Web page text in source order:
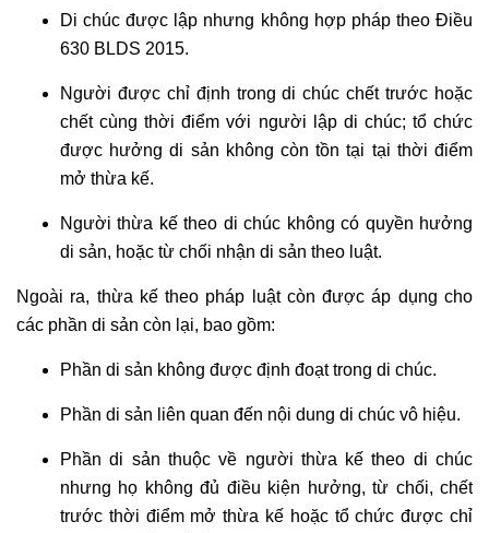
Di chúc được lập nhưng không hợp pháp theo Điều
630 BLDS 2015.
Người được chỉ định trong di chúc chết trước hoặc
chết cùng thời điểm với người lập di chúc; tổ chức
được hưởng di sản không còn tồn tại tại thời điểm
mở thừa kế.
Người thừa kế theo di chúc không có quyền hưởng
di sản, hoặc từ chối nhận di sản theo luật.
Ngoài ra, thừa kế theo pháp luật còn được áp dụng cho
các phần di sản còn lại, bao gồm:
Phần di sản không được định đoạt trong di chúc.
Phần di sản liên quan đến nội dung di chúc vô hiệu.
Phần di sản thuộc về người thừa kế theo di chúc
nhưng họ không đủ điều kiện hưởng, từ chối, chết
trước thời điểm mở thừa kế hoặc tổ chức được chỉ